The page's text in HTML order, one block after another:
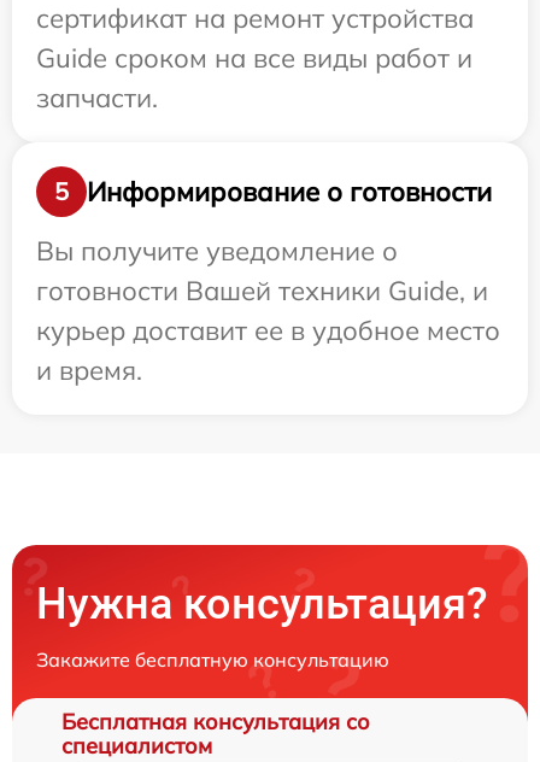
сертификат на ремонт устройства
Guide сроком на все виды работ и
запчасти.
5
Информирование о готовности
Вы получите уведомление о
готовности Вашей техники Guide, и
курьер доставит ее в удобное место
и время.
Нужна консультация?
Закажите бесплатную консультацию
Бесплатная консультация со
специалистом